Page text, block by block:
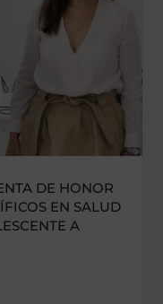
DE HONOR
EN SALUD
A